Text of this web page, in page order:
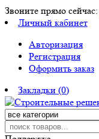
Звоните прямо сейчас:
Личный кабинет
Авторизация
Регистрация
Оформить заказ
Закладки (0)